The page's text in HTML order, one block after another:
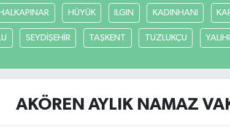
HALKAPINAR HÜYÜK ILGIN KADINHANI
SEYDİŞEHİR TAŞKENT TUZLUKÇU
AKÖREN AYLIK NAMAZ